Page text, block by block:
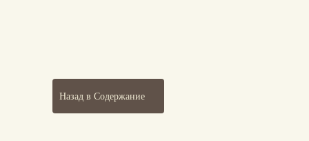
Назад в Содержание